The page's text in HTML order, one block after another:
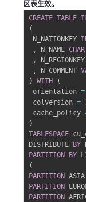
区表⽣效。
CREATE TABLE
(
N_NATIONKEY
,
N_NAME CHAR
,
N_REGIONKEY
,
N_COMMENT
)
WITH
(
orientation =
colversion =
cache_policy
)
TABLESPACE
DISTRIBUTE BY
PARTITION BY
(
PARTITION ASIA
PARTITION
PARTITION